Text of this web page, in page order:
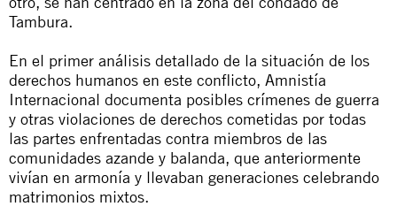
Tambura.
En el primer análisis detallado de la situación de los
derechos humanos en este conflicto, Amnistía
Internacional documenta posibles crímenes de guerra
y otras violaciones de derechos cometidas por todas
las partes enfrentadas contra miembros de las
comunidades azande y balanda, que anteriormente
vivían en armonía y llevaban generaciones celebrando
matrimonios mixtos.